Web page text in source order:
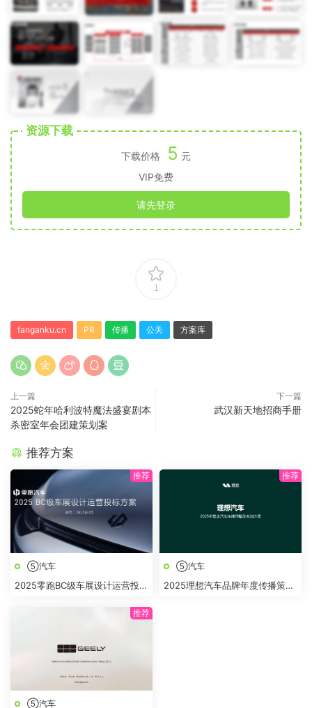
资源下载
下载价格 5 元
VIP免费
请先登录
1
fanganku.cn PR 传播 公关 方案库
上一篇
2025蛇年哈利波特魔法盛宴剧本
杀密室年会团建策划案
下一篇
武汉新天地招商手册
推荐方案
⑤汽车
2025零跑BC级车展设计运营投标
⑤汽车
2025理想汽车品牌年度传播策略
⑤汽车